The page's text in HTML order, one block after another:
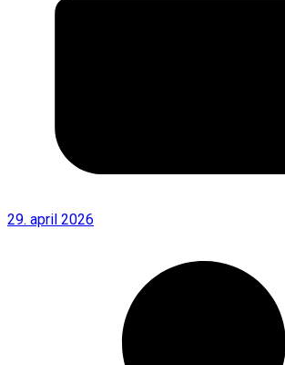
29. april 2026